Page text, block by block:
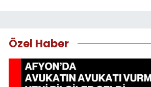
Özel Haber